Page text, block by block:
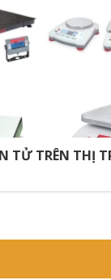
TỬ TRÊN THỊ